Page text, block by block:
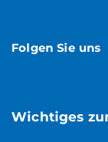
Folgen Sie uns
Wichtiges